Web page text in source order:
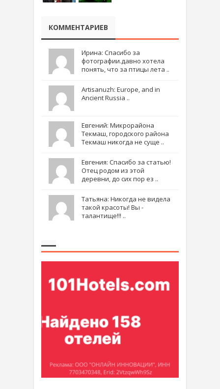
КОММЕНТАРИЕВ
Ирина: Спасибо за
фотографии.давно хотела
понять, что за птицы лета ..
Artisanuzh: Europe, and in
Ancient Russia ..
Евгений: Микрорайона
Текмаш, городского района
Текмаш никогда не суще ..
Евгения: Спасибо за статью!
Отец родом из этой
деревни, до сих пор ез ..
Татьяна: Никогда не видела
такой красоты! Вы -
талантище!!! ..